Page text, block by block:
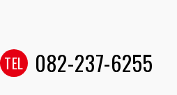
TEL 082-237-6255